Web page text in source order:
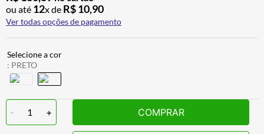
ou até 12x de R$10,90
Ver todas opções de pagamento
: PRETO
- 1 + COMPRAR